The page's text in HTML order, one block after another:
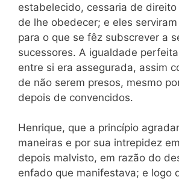
estabelecido, cessaria de
de lhe obedecer; e eles
para o que se fêz subscrever a
sucessores. A igualdade
entre si era assegurada, assim
de não serem presos, mesmo
depois de convencidos.
Henrique, que a princípio
maneiras e por sua intrepidez
depois malvisto, em razão do
enfado que manifestava; e logo